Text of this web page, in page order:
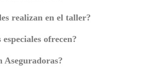
realizan en el taller?
ofrecen?
Aseguradoras?